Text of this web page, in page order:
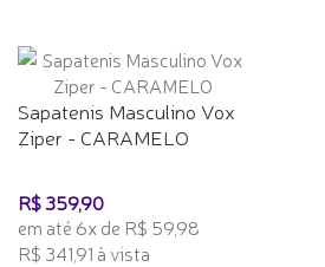
Sapatenis Masculino Vox
Ziper - CARAMELO
R$ 359,90
em até 6x de R$ 59,98
R$ 341,91 à vista